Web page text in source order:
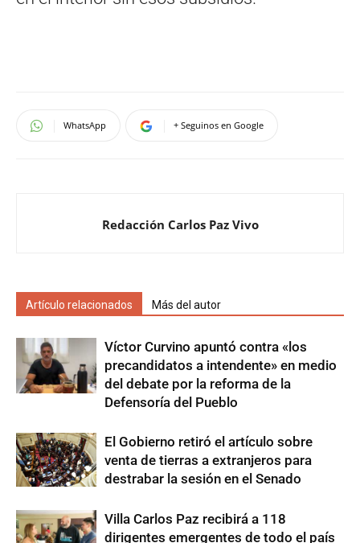
WhatsApp + Seguinos en Google
Redacción Carlos Paz Vivo
Artículo relacionados Más del autor
Víctor Curvino apuntó contra «los
precandidatos a intendente» en medio
del debate por la reforma de la
Defensoría del Pueblo
El Gobierno retiró el artículo sobre
venta de tierras a extranjeros para
destrabar la sesión en el Senado
Villa Carlos Paz recibirá a 118
dirigentes emergentes de todo el país